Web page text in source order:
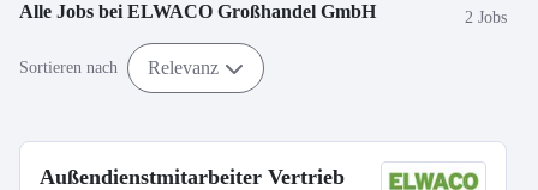
Alle Jobs bei ELWACO Großhandel GmbH 2 Jobs
Sortieren nach Relevanz
Außendienstmitarbeiter Vertrieb